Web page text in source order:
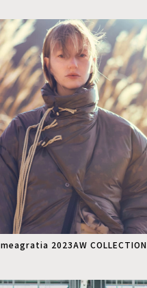
meagratia 2023AW COLLECTION